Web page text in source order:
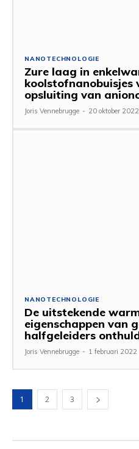
NANOTECHNOLOGIE
Zure laag in
koolstofnanobuisjes
opsluiting van
Joris Vennebrugge - 20 oktober 2022
NANOTECHNOLOGIE
De uitstekende
eigenschappen van
halfgeleiders
Joris Vennebrugge - 1 februari 2022
1 2 3